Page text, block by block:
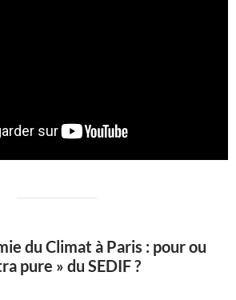
du Climat à Paris : pour ou
pure » du SEDIF ?